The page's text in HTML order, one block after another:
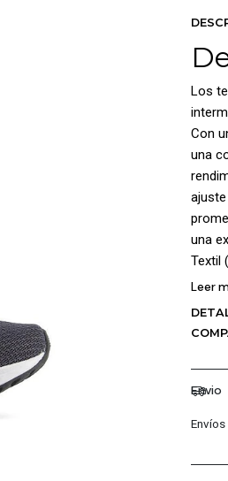
Los
Con
una
una
Textil
Leer
Envio